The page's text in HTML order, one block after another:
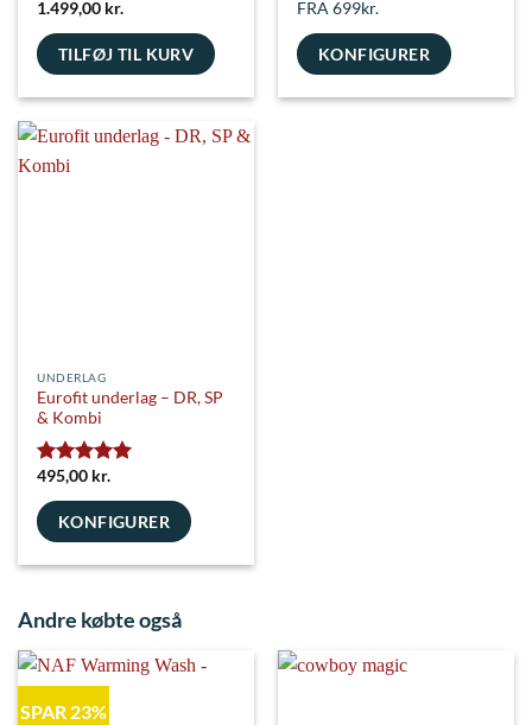
1.499,00 kr.
TILFØJ TIL KURV
FRA 699kr.
KONFIGURER
UNDERLAG
Eurofit underlag – DR, SP
& Kombi
Vurderet
ud af 5
495,00 kr.
KONFIGURER
Andre købte også
SPAR 23%